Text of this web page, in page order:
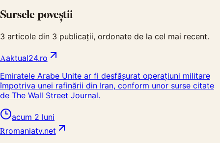
Sursele poveștii
3 articole din 3 publicații, ordonate de la cel mai recent.
Aaktual24.ro
Emiratele Arabe Unite ar fi desfășurat operațiuni militare
împotriva unei rafinării din Iran, conform unor surse citate
de The Wall Street Journal.
acum 2 luni
Rromaniatv.net